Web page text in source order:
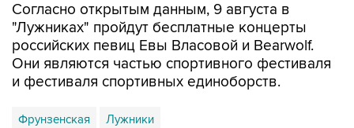
Согласно открытым данным, 9 августа в
"Лужниках" пройдут бесплатные концерты
российских певиц Евы Власовой и Bearwolf.
Они являются частью спортивного фестиваля
и фестиваля спортивных единоборств.
Фрунзенская Лужники